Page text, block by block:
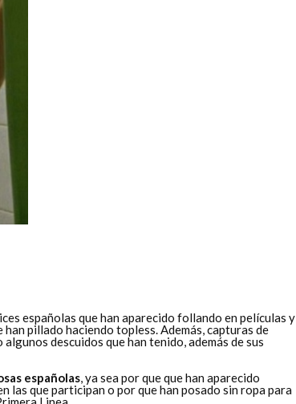
españolas que han aparecido follando en películas y
pillado haciendo topless. Además, capturas de
descuidos que han tenido, además de sus
españolas, ya sea por que que han aparecido
las que participan o por que han posado sin ropa para